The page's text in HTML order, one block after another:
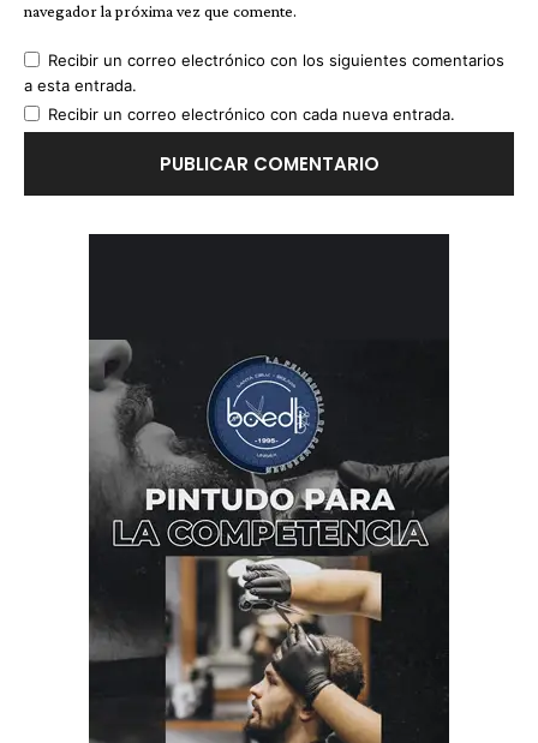
navegador la próxima vez que comente.
Recibir un correo electrónico con los siguientes comentarios
a esta entrada.
Recibir un correo electrónico con cada nueva entrada.